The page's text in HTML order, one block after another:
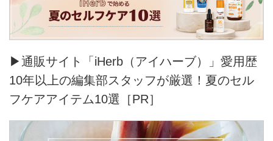
▶通販サイト「iHerb（アイハーブ）」愛用歴
10年以上の編集部スタッフが厳選！夏のセル
フケアアイテム10選［PR］